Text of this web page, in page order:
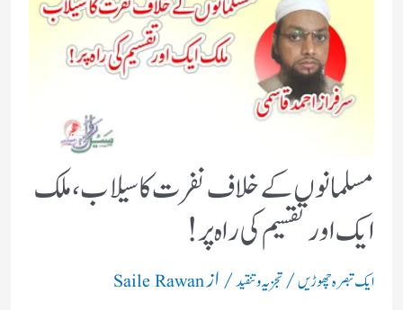
مسلمانوں کے خلاف نفرت کا سیلاب،ملک
ایک اور تقسیم کی راہ پر!
ایک تبصرہ چھوڑیں/تجزیہ و تنقید/ ازSaile Rawan